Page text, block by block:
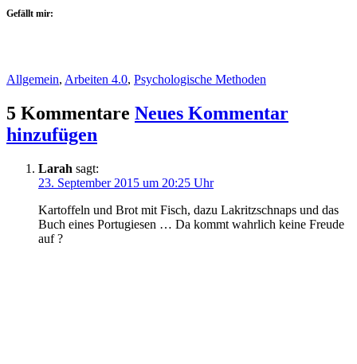
Gefällt mir:
Allgemein, Arbeiten 4.0, Psychologische Methoden
5 Kommentare Neues Kommentar
hinzufügen
Larah sagt:
23. September 2015 um 20:25 Uhr
Kartoffeln und Brot mit Fisch, dazu Lakritzschnaps und das
Buch eines Portugiesen … Da kommt wahrlich keine Freude
auf ?